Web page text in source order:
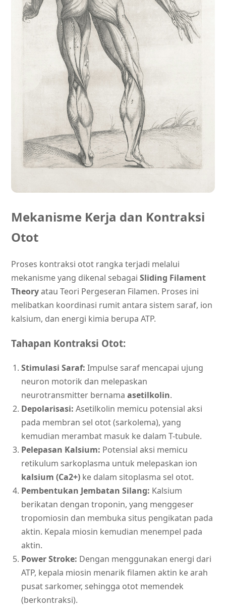
Mekanisme Kerja dan Kontraksi
Otot
Proses kontraksi otot rangka terjadi melalui
mekanisme yang dikenal sebagai Sliding Filament
Theoryatau Teori Pergeseran Filamen. Proses ini
melibatkan koordinasi rumit antara sistem saraf, ion
kalsium, dan energi kimia berupa ATP.
Tahapan Kontraksi Otot:
Stimulasi Saraf: Impulse saraf mencapai ujung
neuron motorik dan melepaskan
neurotransmitter bernama asetilkolin.
Depolarisasi: Asetilkolin memicu potensial aksi
pada membran sel otot (sarkolema), yang
kemudian merambat masuk ke dalam T-tubule.
Pelepasan Kalsium: Potensial aksi memicu
retikulum sarkoplasma untuk melepaskan ion
kalsium (Ca2+) ke dalam sitoplasma sel otot.
Pembentukan Jembatan Silang: Kalsium
berikatan dengan troponin, yang menggeser
tropomiosin dan membuka situs pengikatan pada
aktin. Kepala miosin kemudian menempel pada
aktin.
Power Stroke: Dengan menggunakan energi dari
ATP, kepala miosin menarik filamen aktin ke arah
pusat sarkomer, sehingga otot memendek
(berkontraksi).